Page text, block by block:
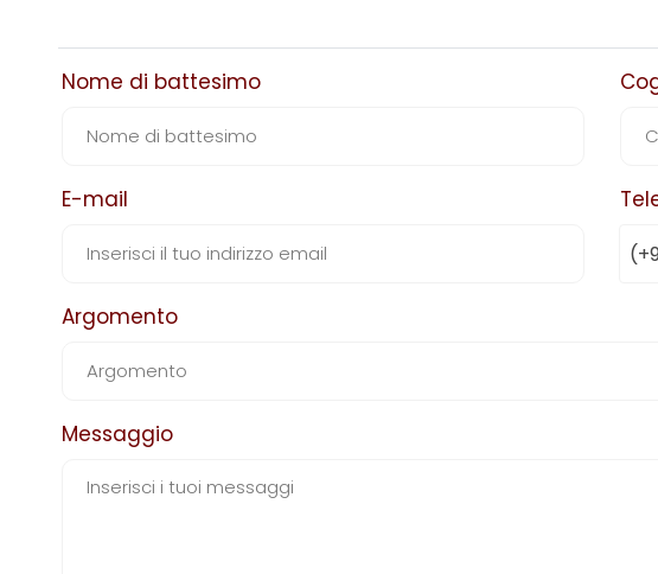
Nome di battesimo
E-mail
Argomento
Messaggio